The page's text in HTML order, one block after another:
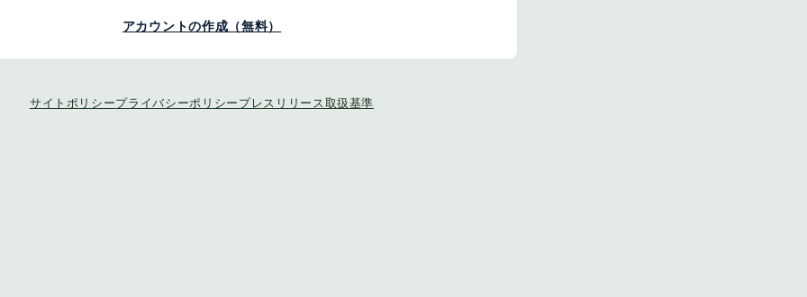
アカウントの作成（無料）
サイトポリシープライバシーポリシー プレスリリース取扱基準